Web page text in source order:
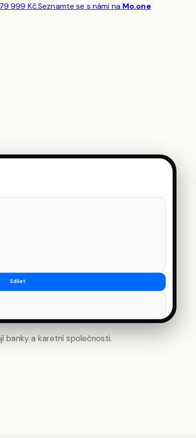
999 Kč.Seznamte se s námi na Mo.one
Sdílet
banky a karetní společnosti.